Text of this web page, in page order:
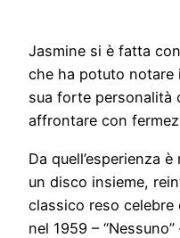
Jasmine si è fatta
che ha potuto notare
sua forte personalità
affrontare con
Da quell’esperienza
un disco insieme,
classico reso celebre
nel 1959 –